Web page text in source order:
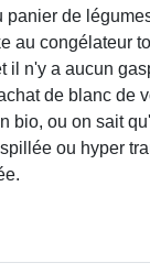
panier de
au congélateur
il n'y a aucun
de blanc de
bio, ou on sait
ou hyper